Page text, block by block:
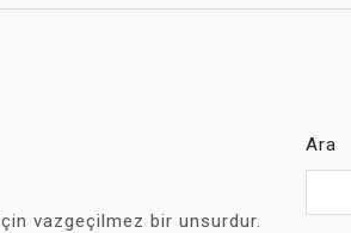
vazgeçilmez bir unsurdur.
Ara